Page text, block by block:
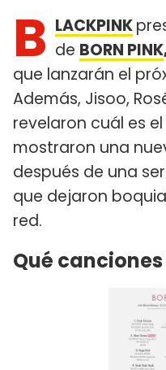
B LACKPINK
de BORN PINK
que lanzarán el
Además, Jisoo,
revelaron cuál es
mostraron una
después de una
que dejaron
red.
Qué canciones